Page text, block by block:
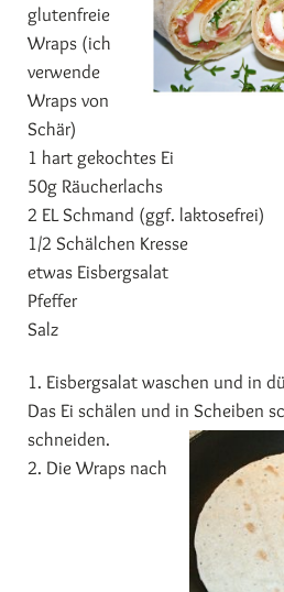
glutenfreie
Wraps (ich
verwende
Wraps von
Schär)
1 hart gekochtes Ei
50g Räucherlachs
2 EL Schmand (ggf. laktosefrei)
1/2 Schälchen Kresse
etwas Eisbergsalat
Pfeffer
Salz
1. Eisbergsalat waschen und in
Das Ei schälen und in Scheiben
schneiden.
2. Die Wraps nach